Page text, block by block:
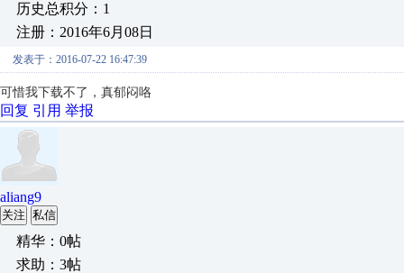
历史总积分：1
注册：2016年6月08日
发表于：2016-07-22 16:47:39
可惜我下载不了，真郁闷咯
回复 引用 举报
aliang9
关注 私信
精华：0帖
求助：3帖